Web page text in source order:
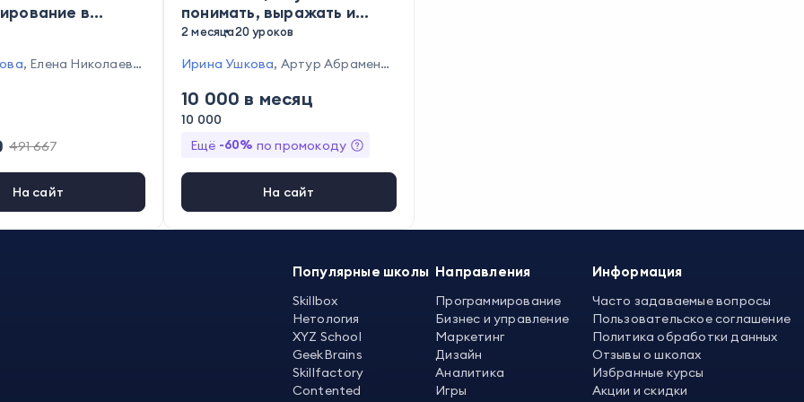
в
, Елена Николаева
,Надежда Томина
491 667
На сайт
понимать, выражать и
управлять ими
2 месяца20 уроков
Ирина Ушкова, Артур Абраменко
10 000 в месяц
10 000
Ещё -60% по промокоду
На сайт
Популярные школы
Skillbox
Нетология
XYZ School
GeekBrains
Skillfactory
Contented
Направления
Программирование
Бизнес и управление
Маркетинг
Дизайн
Аналитика
Игры
Информация
Часто задаваемые вопросы
Пользовательское соглашение
Политика обработки данных
Отзывы о школах
Избранные курсы
Акции и скидки